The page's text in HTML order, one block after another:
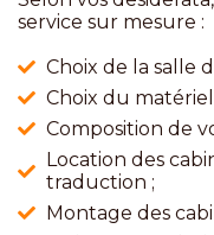
service sur mesure :
Choix de la salle
Choix du
Composition de
Location des
traduction ;
Montage des